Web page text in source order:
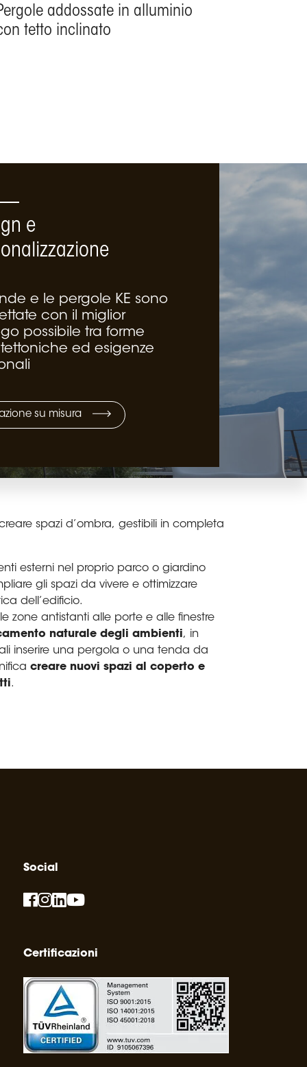
addossate in alluminio
tetto inclinato
e
e le pergole KE sono
con il miglior
possibile tra forme
ed esigenze
su misura
spazi d’ombra, gestibili in completa
esterni nel proprio parco o giardino
gli spazi da vivere e ottimizzare
dell’edificio.
zone antistanti alle porte e alle finestre
naturale degli ambienti, in
inserire una pergola o una tenda da
creare nuovi spazi al coperto e
.
Social
Certificazioni